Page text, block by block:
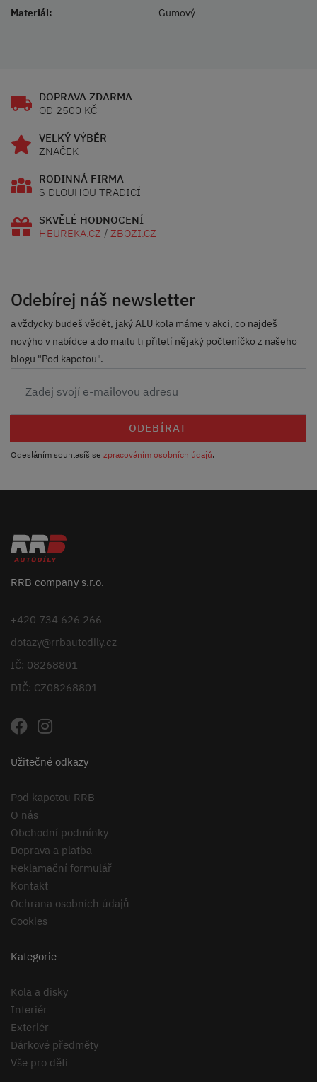
Materiál: Gumový
DOPRAVA ZDARMA
OD 2500 KČ
VELKÝ VÝBĚR
ZNAČEK
RODINNÁ FIRMA
S DLOUHOU TRADICÍ
SKVĚLÉ HODNOCENÍ
HEUREKA.CZ / ZBOZI.CZ
Odebírej náš newsletter
a vždycky budeš vědět, jaký ALU kola máme v akci, co najdeš
novýho v nabídce a do mailu ti přiletí nějaký počteníčko z našeho
blogu "Pod kapotou".
ODEBÍRAT
Odesláním souhlasíš se zpracováním osobních údajů.
RRB company s.r.o.
+420 734 626 266
dotazy@rrbautodily.cz
IČ: 08268801
DIČ: CZ08268801
Užitečné odkazy
Pod kapotou RRB
O nás
Obchodní podmínky
Doprava a platba
Reklamační formulář
Kontakt
Ochrana osobních údajů
Cookies
Kategorie
Kola a disky
Interiér
Exteriér
Dárkové předměty
Vše pro děti